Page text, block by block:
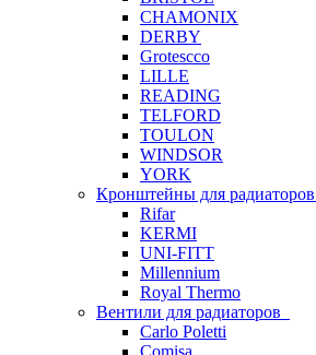
CHAMONIX
DERBY
Grotescco
LILLE
READING
TELFORD
TOULON
WINDSOR
YORK
Кронштейны для радиаторов
Rifar
KERMI
UNI-FITT
Millennium
Royal Thermo
Вентили для радиаторов
Carlo Poletti
Comisa